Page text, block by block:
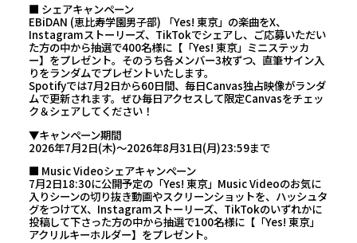
■ シェアキャンペーン
EBiDAN (恵比寿学園男子部) 「Yes! 東京」の楽曲をX、
Instagramストーリーズ、TikTokでシェアし、ご応募いただい
た方の中から抽選で400名様に【「Yes! 東京」ミニステッカ
ー】をプレゼント。そのうち各メンバー3枚ずつ、直筆サイン入
りをランダムでプレゼントいたします。
Spotifyでは7月2日から60日間、毎日Canvas独占映像がランダ
ムで更新されます。ぜひ毎日アクセスして限定Canvasをチェッ
ク＆シェアしてください！
▼キャンペーン期間
2026年7月2日(木)～2026年8月31日(月)23:59まで
■ Music Videoシェアキャンペーン
7月2日18:30に公開予定の「Yes! 東京」Music Videoのお気に
入りシーンの切り抜き動画やスクリーンショットを、ハッシュタ
グをつけてX、Instagramストーリーズ、TikTokのいずれかに
投稿して下さった方の中から抽選で100名様に【「Yes! 東京」
アクリルキーホルダー】をプレゼント。